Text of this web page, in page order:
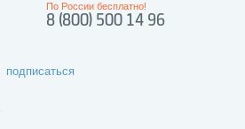
8 (800) 500 14 96
По России бесплатно!
подписаться